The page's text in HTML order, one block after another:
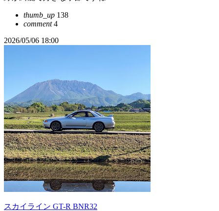
thumb_up 138
comment4
2026/05/06 18:00
スカイライン GT-R BNR32